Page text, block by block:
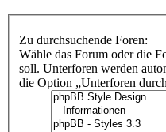
Zu durchsuchende Foren:
Wähle das Forum oder die
soll. Unterforen werden
die Option „Unterforen